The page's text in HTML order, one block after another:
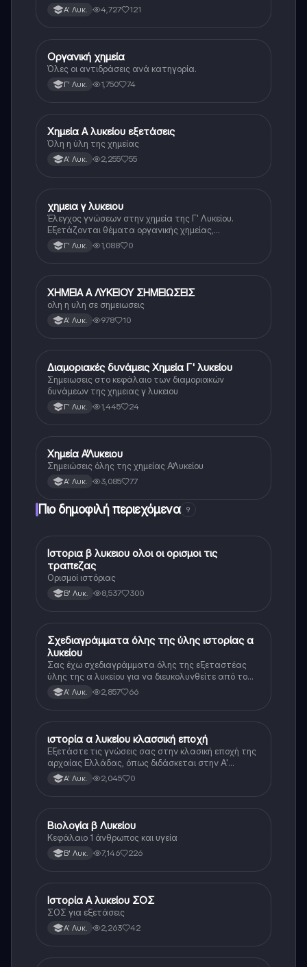
Α' Λυκ. 4,727 121
Χημεία
Οργανική χημεία
Όλες οι αντιδράσεις ανά κατηγορία.
Γ' Λυκ. 1,750 74
Χημεία
Χημεία Α λυκείου εξετάσεις
Όλη η ύλη της χημείας
Α' Λυκ. 2,255 55
Χημεία
χημεια γ λυκειου
Έλεγχος γνώσεων στην χημεία της Γ' Λυκείου.
Εξετάζονται θέματα οργανικής χημείας,
αντιδράσεων και ενώσεων.
Γ' Λυκ. 1,088 0
Χημεία
ΧΗΜΕΙΑ Α ΛΥΚΕΙΟΥ ΣΗΜΕΙΩΣΕΙΣ
ολη η υλη σε σημειωσεις
Α' Λυκ. 978 10
Χημεία
Διαμοριακές δυνάμεις Χημεία Γ' λυκείου
Σημειωσεις στο κεφάλαιο των διαμοριακών
δυνάμεων της χημειας γ λυκειου
Γ' Λυκ. 1,445 24
Χημεία
Χημεία Α’Λυκειου
Σημειώσεις όλης της χημείας Α’Λυκείου
Α' Λυκ. 3,085 77
Πιο δημοφιλή περιεχόμενα 9
Ιστορία
Ιστορια β λυκειου ολοι οι ορισμοι τις
τραπεζας
Ορισμοί ιστόριας
Β' Λυκ. 8,537 300
Ιστορία
Σχεδιαγράμματα όλης της ύλης ιστορίας α
λυκείου
Σας έχω σχεδιαγράμματα όλης της εξεταστέας
ύλης της α λυκείου για να διευκολυνθείτε από το
τεράστιο βάρος του βιβλίου
Α' Λυκ. 2,857 66
Ιστορία
ιστορία α λυκείου κλασσική εποχή
Εξετάστε τις γνώσεις σας στην κλασική εποχή της
αρχαίας Ελλάδας, όπως διδάσκεται στην Α'
Λυκείου.Α' Λυκ. 2,045 0
Βιολογία
Βιολογία β Λυκείου
Κεφάλαιο 1 άνθρωπος και υγεία
Β' Λυκ. 7,146 226
Ιστορία
Ιστορία Α λυκείου ΣΟΣ
ΣΟΣ για εξετάσεις
Α' Λυκ. 2,263 42